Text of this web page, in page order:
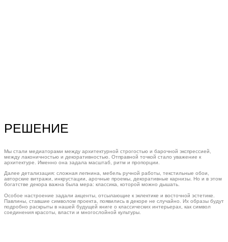
РЕШЕНИЕ
Мы стали медиаторами между архитектурной строгостью и барочной экспрессией,
между лаконичностью и декоративностью. Отправной точкой стало уважение к
архитектуре. Именно она задала масштаб, ритм и пропорции.
Далее детализация: сложная лепнина, мебель ручной работы, текстильные обои,
авторские витражи, инкрустации, арочные проемы, декоративные карнизы. Но и в этом
богатстве декора важна была мера: классика, которой можно дышать.
Особое настроение задали акценты, отсылающие к эклектике и восточной эстетике.
Павлины, ставшие символом проекта, появились в декоре не случайно. Их образы будут
подробно раскрыты в нашей будущей книге о классических интерьерах, как символ
соединения красоты, власти и многослойной культуры.